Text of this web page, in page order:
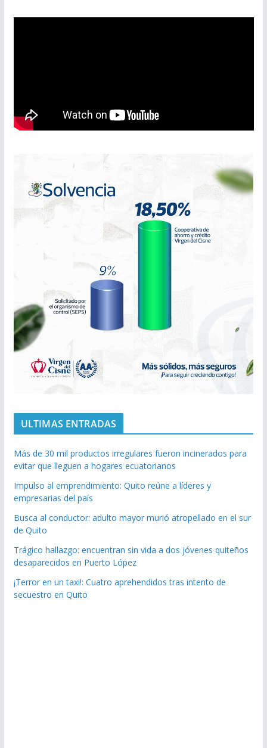
ULTIMAS ENTRADAS
Más de 30 mil productos irregulares fueron incinerados para
evitar que lleguen a hogares ecuatorianos
Impulso al emprendimiento: Quito reúne a líderes y
empresarias del país
Busca al conductor: adulto mayor murió atropellado en el sur
de Quito
Trágico hallazgo: encuentran sin vida a dos jóvenes quiteños
desaparecidos en Puerto López
¡Terror en un taxi!: Cuatro aprehendidos tras intento de
secuestro en Quito